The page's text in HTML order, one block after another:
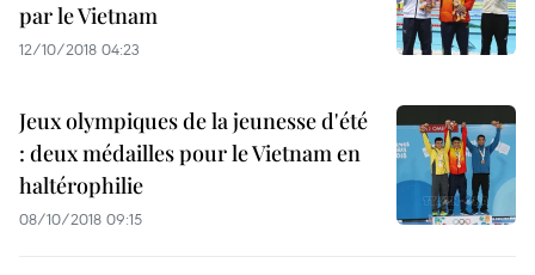
par le Vietnam
12/10/2018 04:23
Jeux olympiques de la jeunesse d'été
: deux médailles pour le Vietnam en
haltérophilie
08/10/2018 09:15